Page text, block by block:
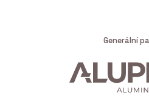
Generální